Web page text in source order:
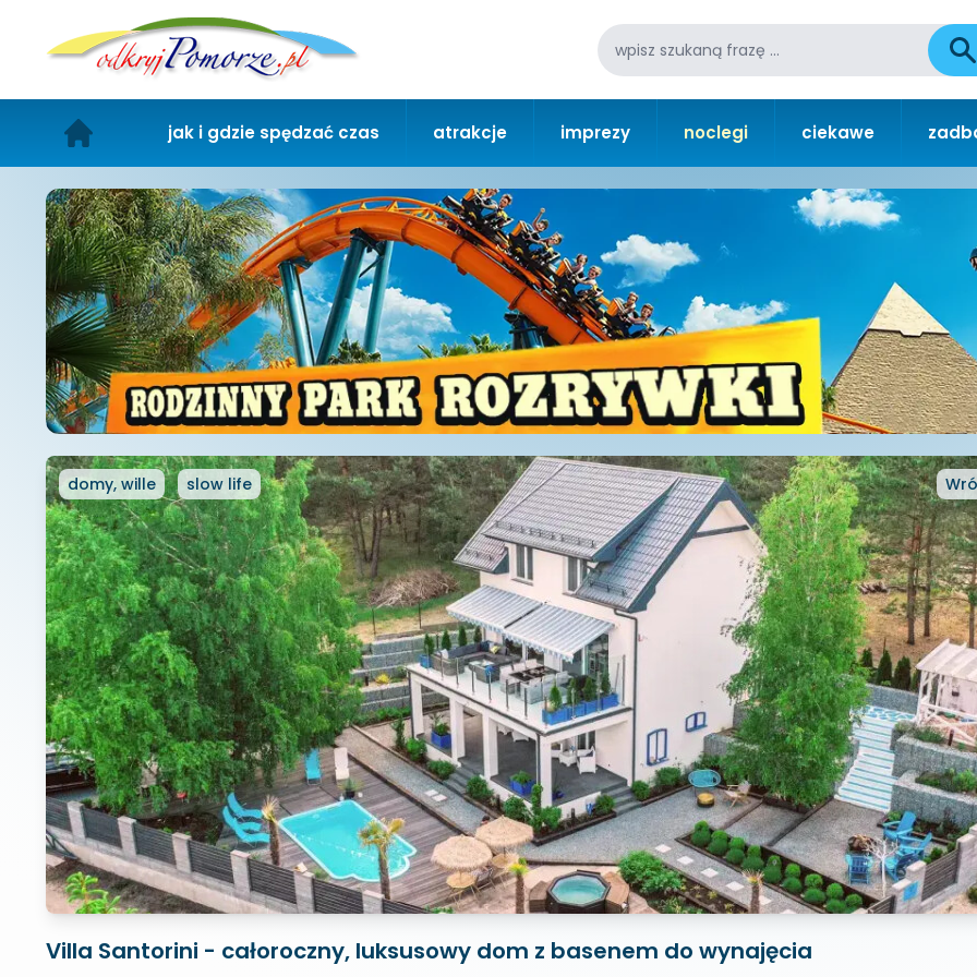
jak i gdzie spędzać czas atrakcje imprezy noclegi ciekawe
domy, wille slow life
Villa Santorini - całoroczny, luksusowy dom z basenem do wynajęcia